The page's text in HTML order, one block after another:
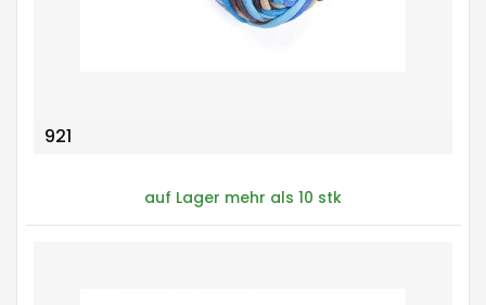
921
auf Lager mehr als 10 stk